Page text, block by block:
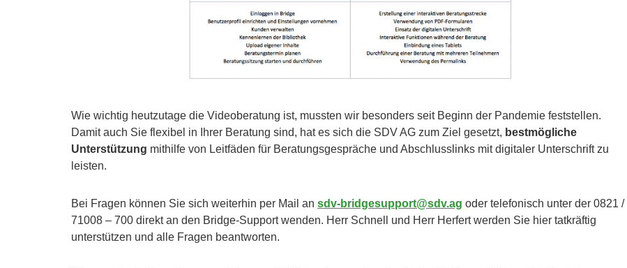
Wie wichtig heutzutage die Videoberatung ist, mussten wir besonders seit Beginn der Pandemie feststellen.
Damit auch Sie flexibel in Ihrer Beratung sind, hat es sich die SDV AG zum Ziel gesetzt, bestmögliche
Unterstützung mithilfe von Leitfäden für Beratungsgespräche und Abschlusslinks mit digitaler Unterschrift zu
leisten.
Bei Fragen können Sie sich weiterhin per Mail an sdv-bridgesupport@sdv.ag oder telefonisch unter der 0821 /
71008 – 700 direkt an den Bridge-Support wenden. Herr Schnell und Herr Herfert werden Sie hier tatkräftig
unterstützen und alle Fragen beantworten.